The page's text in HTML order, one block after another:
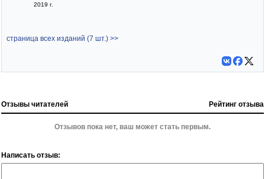
2019 г.
страница всех изданий (7 шт.) >>
Отзывы читателей Рейтинг отзыва
Отзывов пока нет, ваш может стать первым.
Написать отзыв: